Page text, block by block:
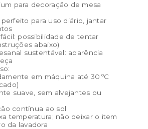
para decoração de mesa
perfeito para uso diário, jantar
possibilidade de tentar
abaixo)
sustentável: aparência
em máquina até 30 ºC
suave, sem alvejantes ou
contínua ao sol
temperatura; não deixar o item
da lavadora